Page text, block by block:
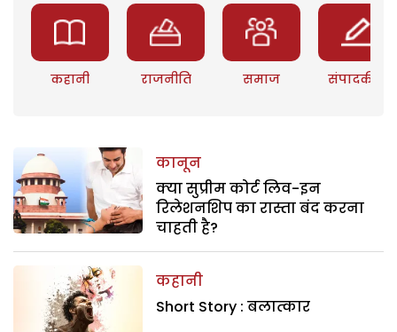
कहानी राजनीति समाज संपादकीय
कानून
क्या सुप्रीम कोर्ट लिव-इन
रिलेशनशिप का रास्ता बंद करना
चाहती है?
कहानी
Short Story : बलात्कार